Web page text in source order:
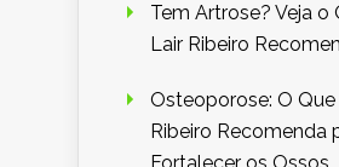
Tem Artrose? Veja o
Lair Ribeiro
Osteoporose: O Que
Ribeiro Recomenda